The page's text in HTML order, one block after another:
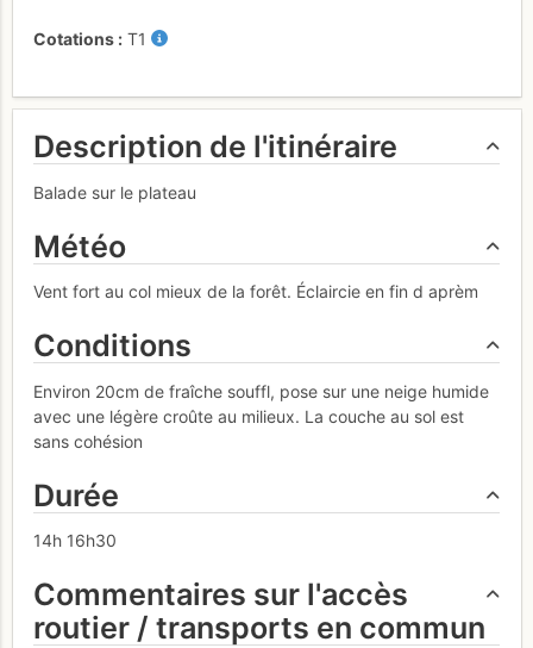
Cotations T1
Description de l'itinéraire
Balade sur le plateau
Météo
Vent fort au col mieux de la forêt. Éclaircie en fin d aprèm
Conditions
Environ 20cm de fraîche souffl, pose sur une neige humide
avec une légère croûte au milieux. La couche au sol est
sans cohésion
Durée
14h 16h30
Commentaires sur l'accès
routier / transports en commun